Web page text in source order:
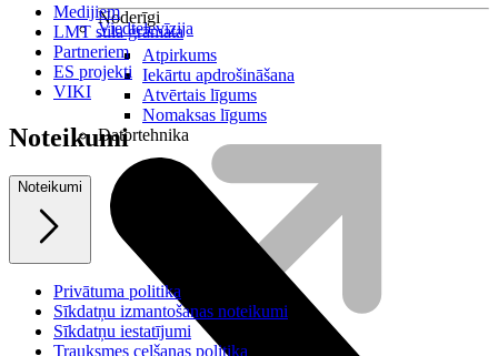
Viedtelevīzija
Noderīgi
Atpirkums
Iekārtu apdrošināšana
Atvērtais līgums
Nomaksas līgums
Datortehnika
Medijiem
LMT stila grāmata
Partneriem
ES projekti
VIKI
Noteikumi
Noteikumi
Privātuma politika
Sīkdatņu izmantošanas noteikumi
Sīkdatņu iestatījumi
Trauksmes celšanas politika